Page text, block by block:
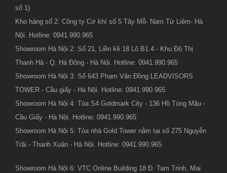
số 1)
Kho hàng số 2: Công ty Cơ khí số 5 Tây Mỗ- Nam Từ Liêm- Hà
Nội. Hotline: 0941.990.965
Showroom Hà Nội 2: Số 21, Liền kề 18 Lô B1.4 - Khu Đô Thị
Thanh Hà - Q. Hà Đông - Hà Nội. Hotline: 0941.990.965
Showroom Hà Nội 3: Số 643 Phạm Văn Đồng LEADVISORS
TOWER - Cầu giấy - Hà Nội. Hotline: 0941.990.965
Showroom Hà Nội 4: Tòa S4 Goldmark City - 136 Hồ Tùng Mậu -
Cầu Giấy - Hà Nội. Hotline: 0941.990.965
Showroom Hà Nội 5: Tòa nhà Gold Tower nằm tại số 275 Nguyễn
Trãi - Thanh Xuân - Hà Nội. Hotline: 0941.990.965
Showroom Hà Nội 6: VTC Online Building 18 Đ. Tam Trinh, Mai